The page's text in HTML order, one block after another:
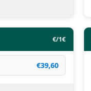
€/1€
€39,60